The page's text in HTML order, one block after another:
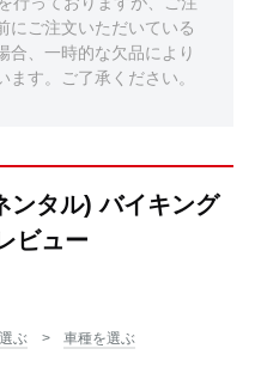
にご注文いただいている
合、一時的な欠品により
ます。ご了承ください。
ンタル) バイキング
ビュー
ぶ
車種を選ぶ